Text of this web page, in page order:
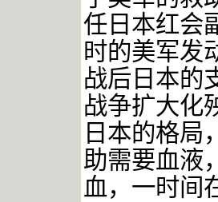
任日本红会
时的美军发
战后日本的
战争扩大化
日本的格局
助需要血液
血，一时间